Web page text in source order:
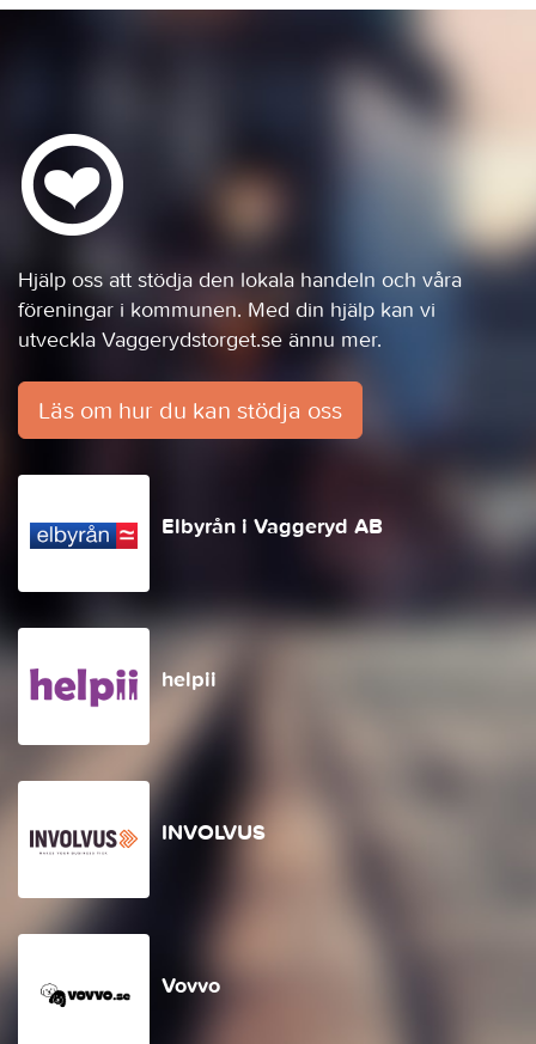
Hjälp oss att stödja den lokala handeln och våra
föreningar i kommunen. Med din hjälp kan vi
utveckla Vaggerydstorget.se ännu mer.
Läs om hur du kan stödja oss
Elbyrån i Vaggeryd AB
helpii
INVOLVUS
Vovvo